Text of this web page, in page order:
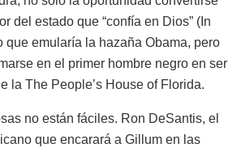
del estado que “confía en Dios” (In
que emularía la hazaña Obama, pero
en el primer hombre negro en ser
la The People’s House of Florida.
no están fáciles. Ron DeSantis, el
que encarará a Gillum en las